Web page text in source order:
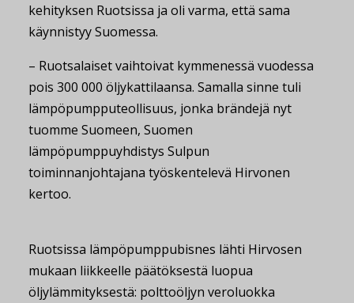
kehityksen Ruotsissa ja oli varma, että sama
käynnistyy Suomessa.
– Ruotsalaiset vaihtoivat kymmenessä vuodessa
pois 300 000 öljykattilaansa. Samalla sinne tuli
lämpöpumpputeollisuus, jonka brändejä nyt
tuomme Suomeen, Suomen
lämpöpumppuyhdistys Sulpun
toiminnanjohtajana työskentelevä Hirvonen
kertoo.
Ruotsissa lämpöpumppubisnes lähti Hirvosen
mukaan liikkeelle päätöksestä luopua
öljylämmityksestä: polttoöljyn veroluokka